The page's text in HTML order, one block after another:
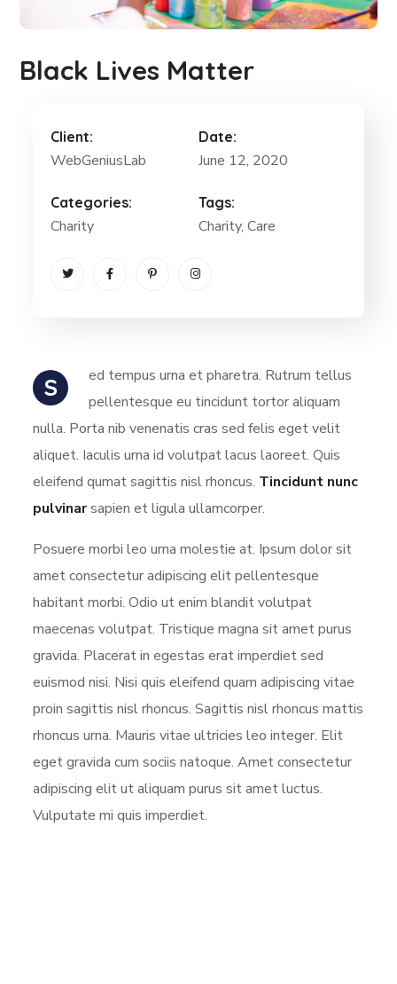
Black Lives Matter
S
ed tempus urna et pharetra. Rutrum tellus
pellentesque eu tincidunt tortor aliquam
nulla. Porta nib venenatis cras sed felis eget velit
aliquet. Iaculis urna id volutpat lacus laoreet. Quis
eleifend qumat sagittis nisl rhoncus. Tincidunt nunc
pulvinarsapien et ligula ullamcorper.
Posuere morbi leo urna molestie at. Ipsum dolor sit
amet consectetur adipiscing elit pellentesque
habitant morbi. Odio ut enim blandit volutpat
maecenas volutpat. Tristique magna sit amet purus
gravida. Placerat in egestas erat imperdiet sed
euismod nisi. Nisi quis eleifend quam adipiscing vitae
proin sagittis nisl rhoncus. Sagittis nisl rhoncus mattis
rhoncus urna. Mauris vitae ultricies leo integer. Elit
eget gravida cum sociis natoque. Amet consectetur
adipiscing elit ut aliquam purus sit amet luctus.
Vulputate mi quis imperdiet.
Client:
WebGeniusLab
Date:
June 12, 2020
Categories:
Charity
Tags:
Charity, Care